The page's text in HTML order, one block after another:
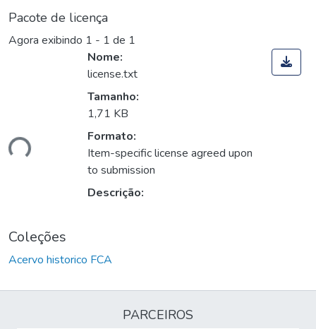
Pacote de licença
Agora exibindo 1 - 1 de 1
Nome:
license.txt
Tamanho:
1,71 KB
Formato:
Item-specific license agreed upon
to submission
Descrição:
Coleções
Acervo historico FCA
PARCEIROS